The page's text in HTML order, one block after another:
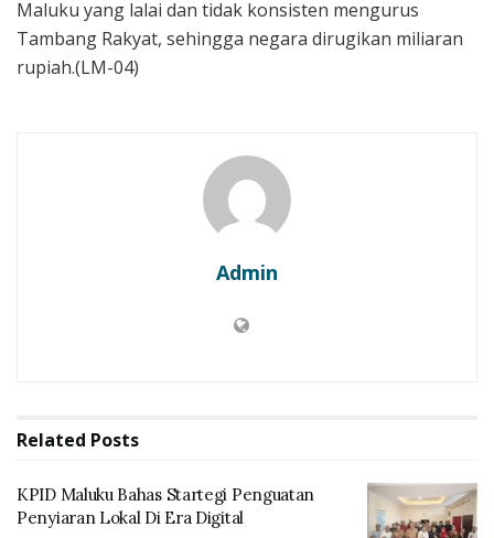
Maluku yang lalai dan tidak konsisten mengurus
Tambang Rakyat, sehingga negara dirugikan miliaran
rupiah.(LM-04)
Admin
Related Posts
KPID Maluku Bahas Startegi Penguatan
Penyiaran Lokal Di Era Digital